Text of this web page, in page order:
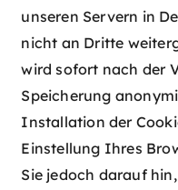
unseren Servern in
nicht an Dritte
wird sofort nach der
Speicherung
Installation der
Einstellung Ihres
Sie jedoch darauf